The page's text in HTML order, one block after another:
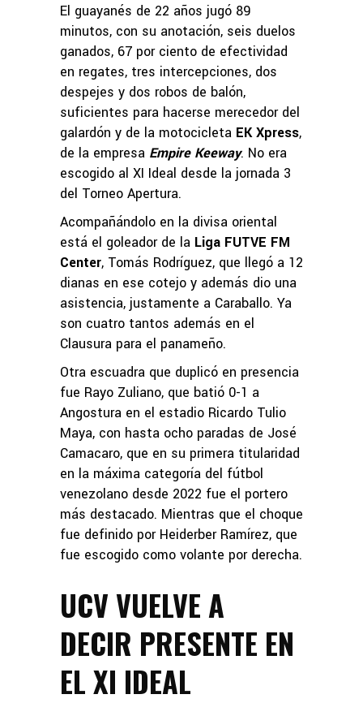
El guayanés de 22 años jugó 89
minutos, con su anotación, seis duelos
ganados, 67 por ciento de efectividad
en regates, tres intercepciones, dos
despejes y dos robos de balón,
suficientes para hacerse merecedor del
galardón y de la motocicleta EK Xpress,
de la empresa Empire Keeway. No era
escogido al XI Ideal desde la jornada 3
del Torneo Apertura.
Acompañándolo en la divisa oriental
está el goleador de la Liga FUTVE FM
Center, Tomás Rodríguez, que llegó a 12
dianas en ese cotejo y además dio una
asistencia, justamente a Caraballo. Ya
son cuatro tantos además en el
Clausura para el panameño.
Otra escuadra que duplicó en presencia
fue Rayo Zuliano, que batió 0-1 a
Angostura en el estadio Ricardo Tulio
Maya, con hasta ocho paradas de José
Camacaro, que en su primera titularidad
en la máxima categoría del fútbol
venezolano desde 2022 fue el portero
más destacado. Mientras que el choque
fue definido por Heiderber Ramírez, que
fue escogido como volante por derecha.
UCV VUELVE A
DECIR PRESENTE EN
EL XI IDEAL